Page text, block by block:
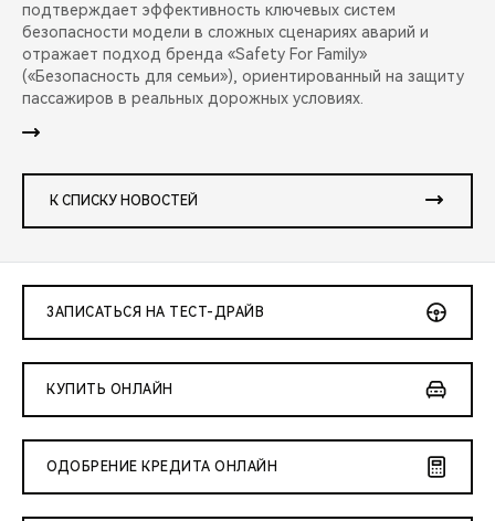
подтверждает эффективность ключевых систем
безопасности модели в сложных сценариях аварий и
отражает подход бренда «Safety For Family»
(«Безопасность для семьи»), ориентированный на защиту
пассажиров в реальных дорожных условиях.
К СПИСКУ НОВОСТЕЙ
ЗАПИСАТЬСЯ НА ТЕСТ-ДРАЙВ
КУПИТЬ ОНЛАЙН
ОДОБРЕНИЕ КРЕДИТА ОНЛАЙН